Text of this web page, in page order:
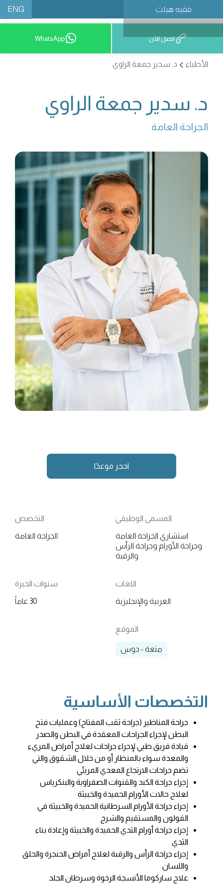
فقيه هيلث ENG
احجز موعدًا اتصل الآن WhatsApp
الأطباء د. سدير جمعة الراوي
د. سدير جمعة الراوي
الجراحة العامة
احجز موعدًا
المسمى الوظيفي
استشاري الجراحة العامة
وجراحة الأورام وجراحة الرأس
والرقبة
التخصص
الجراحة العامة
اللغات
العربية والإنجليزية
سنوات الخبرة
30 عاماً
الموقع
متعة - دوس
التخصصات الأساسية
جراحة المناظير (جراحة ثقب المفتاح) وعمليات فتح
البطن لإجراء الجراحات المعقدة في البطن والصدر
قيادة فريق طبي لإجراء جراحات لعلاج أمراض المريء
والمعدة سواء بالمنظار أو من خلال الشقوق والتي
تضم جراحات الارتجاع المعدي المريئي
إجراء جراحة الكبد والقنوات الصفراوية والبنكرياس
لعلاج حالات الأورام الحميدة والخبيثة
إجراء جراحة الأورام السرطانية الحميدة والخبيثة في
القولون والمستقيم والشرج
إجراء جراحة أورام الثدي الحميدة والخبيثة وإعادة بناء
الثدي
إجراء جراحة الرأس والرقبة لعلاج أمراض الحنجرة والحلق
واللسان
علاج ساركوما الأنسجة الرخوة وسرطان الجلد